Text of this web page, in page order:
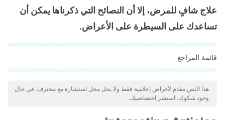
علاج شافٍ للمرض، إلا أن النصائح التي ذكرناها يمكن أن
تساعدك على السيطرة على الأعراض.
قائمة المراجع
"تمت مراجعة جميع المصادر المذكورة بعناية شديدة من قبل فريقنا
لضمان جودتها وموثوقيتها وتحديثها وصحتها. تم اعتبار الببليوغرافيا لهذه
المقالة موثوقة ودقيقة من الناحية الأكاديمية أو العلمية.
Bodom RD, James WG, Berger T. Andrew’s Diseases of the
هذا النص مقدم لأغراض إعلامية فقط ولا يحل محل استشارة مع محترف. في حال
وجود شكوك، استشر اختصاصيك.